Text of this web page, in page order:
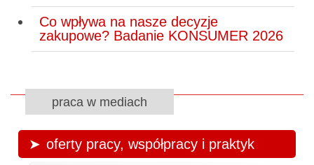
Co wpływa na nasze decyzje
zakupowe? Badanie KONSUMER 2026
praca w mediach
oferty pracy, współpracy i praktyk